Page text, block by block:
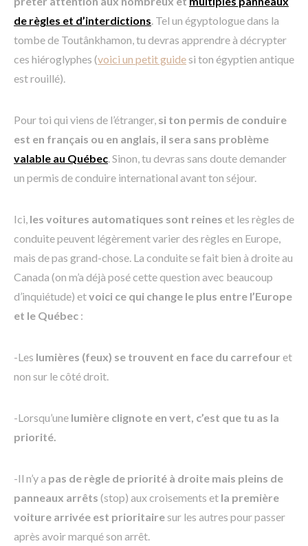
de règles et d’interdictions. Tel un égyptologue dans la
tombe de Toutânkhamon, tu devras apprendre à décrypter
ces hiéroglyphes (voici un petit guidesi ton égyptien antique
est rouillé).
Pour toi qui viens de l’étranger, si ton permis de conduire
est en français ou en anglais, il sera sans problème
valable au Québec. Sinon, tu devras sans doute demander
un permis de conduire international avant ton séjour.
Ici, les voitures automatiques sont reines et les règles de
conduite peuvent légèrement varier des règles en Europe,
mais de pas grand-chose. La conduite se fait bien à droite au
Canada (on m’a déjà posé cette question avec beaucoup
d’inquiétude) etvoici ce qui change le plus entre l’Europe
et le Québec :
-Les lumières (feux) se trouvent en face du carrefour et
non sur le côté droit.
-Lorsqu’une lumière clignote en vert, c’est que tu as la
priorité.
-Il n’y a pas de règle de priorité à droite mais pleins de
panneaux arrêts (stop) aux croisements et la première
voiture arrivée est prioritairesur les autres pour passer
après avoir marqué son arrêt.